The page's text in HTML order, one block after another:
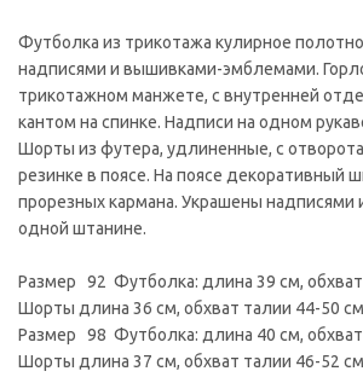
Футболка из трикотажа кулирное
надписями и вышивками-эмблемами.
трикотажном манжете, с внутренней
кантом на спинке. Надписи на одном
Шорты из футера, удлиненные, с
резинке в поясе. На поясе декоративный
прорезных кармана. Украшены надписями
одной штанине.
Размер 92 Футболка: длина 39 см, обхват
Шорты длина 36 см, обхват талии 44-50
Размер 98 Футболка: длина 40 см, обхват
Шорты длина 37 см, обхват талии 46-52